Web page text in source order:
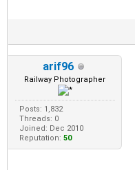
arif96
Railway Photographer
Posts: 1,832
Threads: 0
Joined: Dec 2010
Reputation: 50